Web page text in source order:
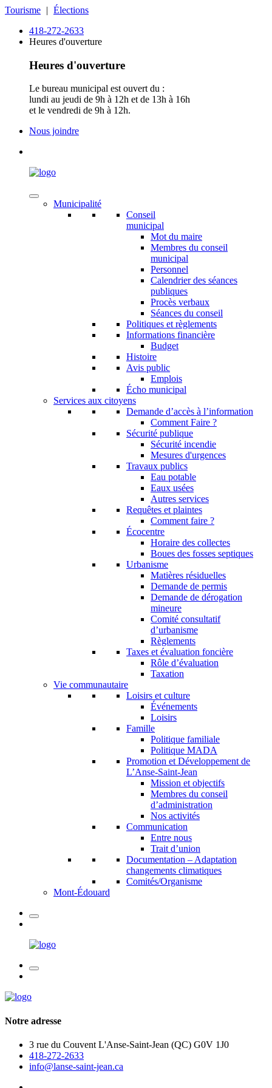
Tourisme | Élections
418-272-2633
Heures d'ouverture
Heures d'ouverture
Le bureau municipal est ouvert du :
lundi au jeudi de 9h à 12h et de 13h à 16h
et le vendredi de 9h à 12h.
Nous joindre
Municipalité
Conseil
municipal
Mot du maire
Membres du conseil
municipal
Personnel
Calendrier des séances
publiques
Procès verbaux
Séances du conseil
Politiques et règlements
Informations financière
Budget
Histoire
Avis public
Emplois
Écho municipal
Services aux citoyens
Demande d’accès à l’information
Comment Faire ?
Sécurité publique
Sécurité incendie
Mesures d'urgences
Travaux publics
Eau potable
Eaux usées
Autres services
Requêtes et plaintes
Comment faire ?
Écocentre
Horaire des collectes
Boues des fosses septiques
Urbanisme
Matières résiduelles
Demande de permis
Demande de dérogation
mineure
Comité consultatif
d’urbanisme
Règlements
Taxes et évaluation foncière
Rôle d’évaluation
Taxation
Vie communautaire
Loisirs et culture
Événements
Loisirs
Famille
Politique familiale
Politique MADA
Promotion et Développement de
L’Anse-Saint-Jean
Mission et objectifs
Membres du conseil
d’administration
Nos activités
Communication
Entre nous
Trait d’union
Documentation – Adaptation
changements climatiques
Comités/Organisme
Mont-Édouard
Notre adresse
3 rue du Couvent L'Anse-Saint-Jean (QC) G0V 1J0
418-272-2633
info@lanse-saint-jean.ca